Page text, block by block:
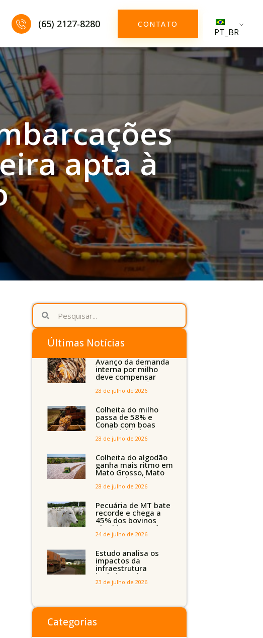
(65) 2127-8280 CONTATO
PT_BR
apta à
Últimas Notícias
Avanço da demanda
interna por milho
deve compensar
aumento da oferta
com safra recorde
aponta Imea
28 de julho de 2026
Colheita do milho
passa de 58% e
Conab com boas
produtividades em
Mato Grosso, mas
Tocantins, Maranhão
e Piauí
28 de julho de 2026
Colheita do algodão
ganha mais ritmo em
Mato Grosso, Mato
Grosso do Sul e
Maranhão
28 de julho de 2026
Pecuária de MT bate
recorde e chega a
45% dos bovinos
abatidos com até 24
meses
24 de julho de 2026
Estudo analisa os
impactos da
infraestrutura
logística sobre a
produção agrícola de
23 de julho de 2026
Categorias